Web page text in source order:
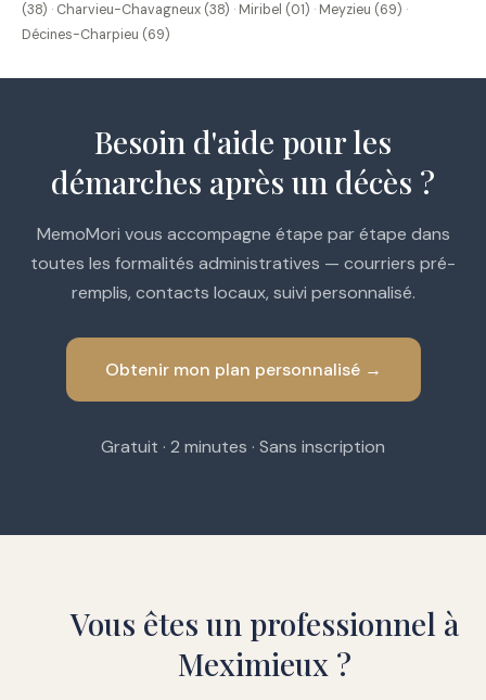
(38) · Charvieu-Chavagneux (38) · Miribel (01) · Meyzieu (69) ·
Décines-Charpieu (69)
Besoin d'aide pour les
démarches après un décès ?
MemoMori vous accompagne étape par étape dans
toutes les formalités administratives — courriers pré-
remplis, contacts locaux, suivi personnalisé.
Obtenir mon plan personnalisé →
Gratuit · 2 minutes · Sans inscription
Vous êtes un professionnel à
Meximieux ?